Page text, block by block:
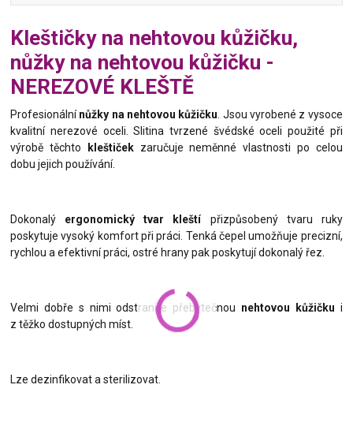
Kleštičky na nehtovou kůžičku,
nůžky na nehtovou kůžičku -
NEREZOVÉ KLEŠTĚ
Profesionálnínůžky na nehtovou kůžičku . Jsou vyrobené z vysoce
kvalitní nerezové oceli. Slitina tvrzené švédské oceli použité při
výrobě těchto
kleštiček zaručuje neměnné vlastnosti po celou
dobu jejich používání.
Dokonalý ergonomický tvar kleštípřizpůsobený tvaru ruky
poskytuje vysoký komfort při práci. Tenká čepel umožňuje precizní,
rychlou a efektivní práci, ostré hrany pak poskytují dokonalý řez.
Velmi dobře s nimi odstraníte přebytečnou nehtovou kůžičku i
z těžko dostupných míst.
Lze dezinfikovat a sterilizovat.